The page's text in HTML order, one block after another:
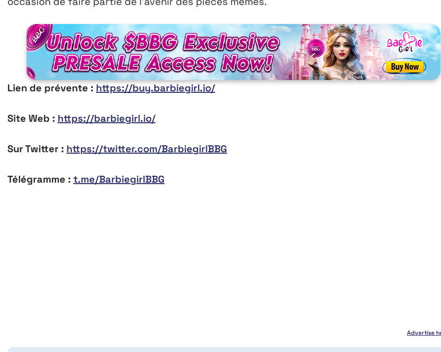
Lien de prévente : https://buy.barbiegirl.io/
Site Web : https://barbiegirl.io/
Sur Twitter : https://twitter.com/BarbiegirlBBG
Télégramme : t.me/BarbiegirlBBG
Advertise